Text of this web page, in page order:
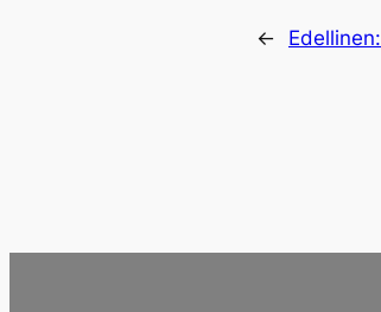
← Edellinen: